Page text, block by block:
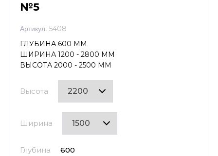
№5
Артикул: 5408
ГЛУБИНА 600 ММ
ШИРИНА 1200 - 2800 ММ
ВЫСОТА 2000 - 2500 ММ
Высота
Ширина
Глубина 600